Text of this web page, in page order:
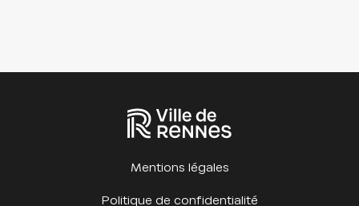
Mentions légales
Politique de confidentialité